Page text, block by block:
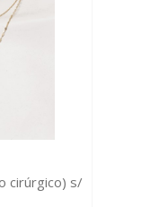
cirúrgico) s/